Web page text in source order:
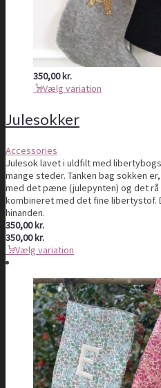
350,00kr.
Vælg variation
Julesokker
Accessories
Julesok lavet i uldfilt med
mange steder. Tanken bag sokken
med det pæne (julepynten) og det
kombineret med det fine libertystof.
hinanden.
350,00kr.
350,00kr.
Vælg variation